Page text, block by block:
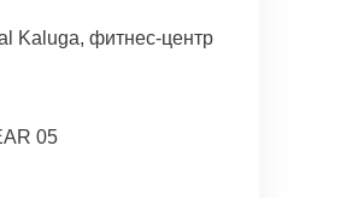
Kaluga, фитнес-центр
05